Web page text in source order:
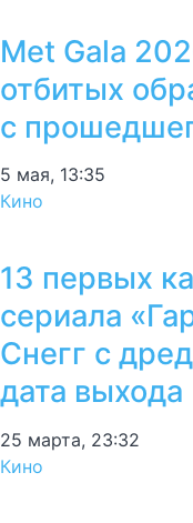
Met Gala
отбитых
с
5 мая, 13:35
Кино
13 первых
сериала
Снегг с
дата выхода
25 марта, 23:32
Кино